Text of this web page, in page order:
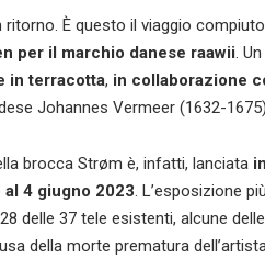
ritorno. È questo il viaggio
per il marchio danese raawii.
in terracotta, in collaborazione
Johannes Vermeer (1632-
brocca Strøm è, infatti, lanciata
4 giugno 2023. L’esposizione
delle 37 tele esistenti, alcune
della morte prematura